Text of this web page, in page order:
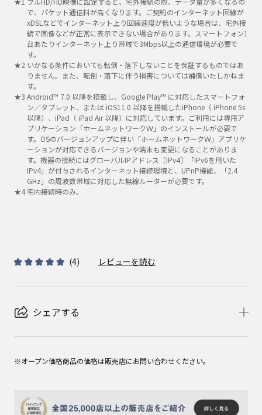
で、パケット通信料が高くなります。ご契約のインターネット回線が
xDSLなどでインターネット上り回線速度が低いような場合は、宅外接
続で画像などが正常に表示できない場合があります。スマートフォン1
台あたりインターネット上り帯域で3Mbps以上の通信環境が必要で
す。
★2 いかなる条件においても転倒・落下しないことを保証するものではあ
りません。また、転倒・落下に伴う損害については補償いたしかねま
す。
★3 Android™ 7.0 以降を搭載し、Google Play™ に対応したスマートフォ
ン／タブレット、または iOS11.0 以降を搭載したiPhone（ iPhone 5s
以降）、iPad（ iPad Air 以降）に対応しています。ご利用には専用ア
プリケーション「ホームネットワークＷ」のインストールが必要で
す。OSのバージョンアップに伴い「ホームネットワークＷ」アプリケ
ーションが対応できるバージョンや端末も変更になることがありま
す。機器の接続にはグローバルIPアドレス［IPv4］「IPv6を用いた
IPv4」が付与されるインターネット接続環境と、UPnP機能、「2.4
GHz」の周波数帯域に対応した無線ルーターが必要です。
★4 宅内接続時のみ。
(4) レビューを読む
シェアする
※オープン価格商品の価格は販売店にお問い合わせください。